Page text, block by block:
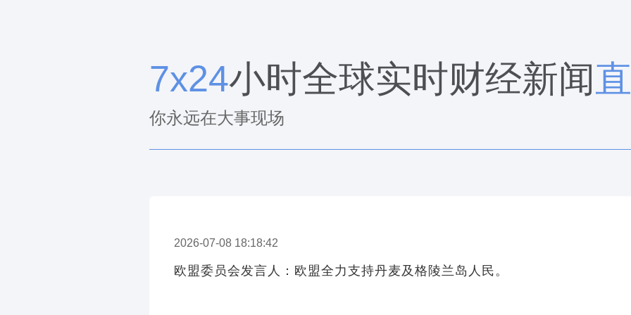
7x24小时全球实时财经新闻
你永远在大事现场
2026-07-08 18:18:42
欧盟委员会发言人：欧盟全力支持丹麦及格陵兰岛人民。